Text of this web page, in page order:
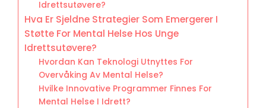
Idrettsutøvere?
Hva Er Sjeldne Strategier Som Emergerer I
Støtte For Mental Helse Hos Unge
Idrettsutøvere?
Hvordan Kan Teknologi Utnyttes For
Overvåking Av Mental Helse?
Hvilke Innovative Programmer Finnes For
Mental Helse I Idrett?